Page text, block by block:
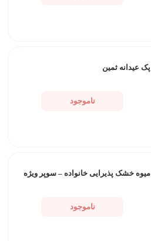
پک عیدانه ثمین
ناموجود
میوه خشک پذیرایی خانواده – سوپر ویژه
ناموجود